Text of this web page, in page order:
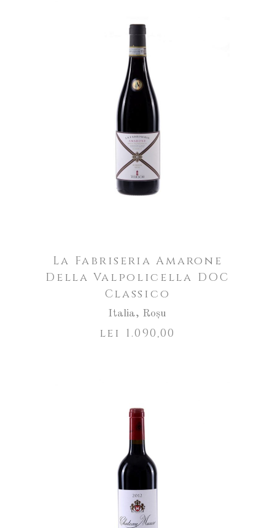
La Fabriseria Amarone
Della Valpolicella DOC
Classico
Italia, Roșu
lei 1.090,00